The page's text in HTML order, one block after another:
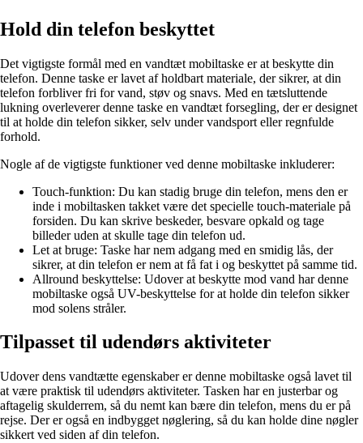
Hold din telefon beskyttet
Det vigtigste formål med en vandtæt mobiltaske er at beskytte din
telefon. Denne taske er lavet af holdbart materiale, der sikrer, at din
telefon forbliver fri for vand, støv og snavs. Med en tætsluttende
lukning overleverer denne taske en vandtæt forsegling, der er designet
til at holde din telefon sikker, selv under vandsport eller regnfulde
forhold.
Nogle af de vigtigste funktioner ved denne mobiltaske inkluderer:
Touch-funktion: Du kan stadig bruge din telefon, mens den er
inde i mobiltasken takket være det specielle touch-materiale på
forsiden. Du kan skrive beskeder, besvare opkald og tage
billeder uden at skulle tage din telefon ud.
Let at bruge: Taske har nem adgang med en smidig lås, der
sikrer, at din telefon er nem at få fat i og beskyttet på samme tid.
Allround beskyttelse: Udover at beskytte mod vand har denne
mobiltaske også UV-beskyttelse for at holde din telefon sikker
mod solens stråler.
Tilpasset til udendørs aktiviteter
Udover dens vandtætte egenskaber er denne mobiltaske også lavet til
at være praktisk til udendørs aktiviteter. Tasken har en justerbar og
aftagelig skulderrem, så du nemt kan bære din telefon, mens du er på
rejse. Der er også en indbygget nøglering, så du kan holde dine nøgler
sikkert ved siden af din telefon.